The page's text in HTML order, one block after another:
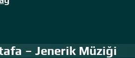
– Jenerik Müziği